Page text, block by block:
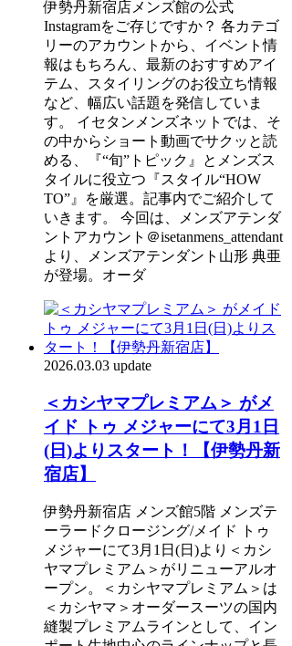
伊勢丹新宿店メンズ館の公式
Instagramをご存じですか？ 各カテゴ
リーのアカウントから、イベント情
報はもちろん、最新のおすすめアイ
テム、スタイリングのお役立ち情報
など、幅広い話題を発信していま
す。 イセタンメンズネットでは、そ
の中からショート動画でサクッと読
める、『“旬”トピック』とメンズス
タイルに役立つ『スタイル“HOW
TO”』を厳選。記事内でご紹介して
いきます。 今回は、メンズアテンダ
ントアカウント＠isetanmens_attendant
より、メンズアテンダント山形 典亜
が登場。オーダ
2026.03.03 update
＜カシヤマプレミアム＞ がメ
イド トゥ メジャーにて3月1日
(日)よりスタート！【伊勢丹新
宿店】
伊勢丹新宿店 メンズ館5階 メンズテ
ーラードクロージング/メイド トゥ
メジャーにて3月1日(日)より＜カシ
ヤマプレミアム＞がリニューアルオ
ープン。＜カシヤマプレミアム＞は
＜カシヤマ＞オーダースーツの国内
縫製プレミアムラインとして、イン